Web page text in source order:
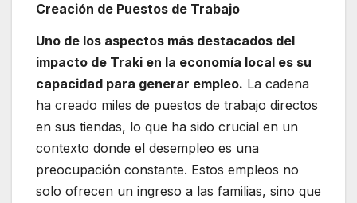
Creación de Puestos de Trabajo
Uno de los aspectos más destacados del
impacto de Traki en la economía local es su
capacidad para generar empleo. La cadena
ha creado miles de puestos de trabajo directos
en sus tiendas, lo que ha sido crucial en un
contexto donde el desempleo es una
preocupación constante. Estos empleos no
solo ofrecen un ingreso a las familias, sino que